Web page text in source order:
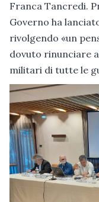
Franca Tancredi.
Governo ha
rivolgendo «un
dovuto rinunciare
militari di tutte le